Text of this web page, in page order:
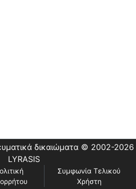
δικαιώματα © 2002-2026
LYRASIS
Συμφωνία Τελικού
Χρήστη